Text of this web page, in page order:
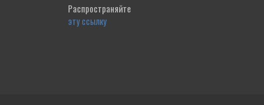
Распространяйте
эту ссылку